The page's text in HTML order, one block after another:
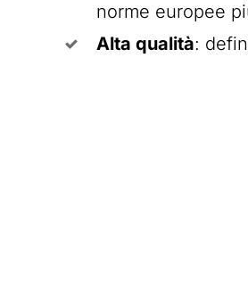
norme europee
Alta qualità: